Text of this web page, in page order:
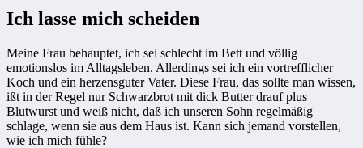
Ich lasse mich scheiden
Meine Frau behauptet, ich sei schlecht im Bett und völlig
emotionslos im Alltagsleben. Allerdings sei ich ein vortrefflicher
Koch und ein herzensguter Vater. Diese Frau, das sollte man wissen,
ißt in der Regel nur Schwarzbrot mit dick Butter drauf plus
Blutwurst und weiß nicht, daß ich unseren Sohn regelmäßig
schlage, wenn sie aus dem Haus ist. Kann sich jemand vorstellen,
wie ich mich fühle?